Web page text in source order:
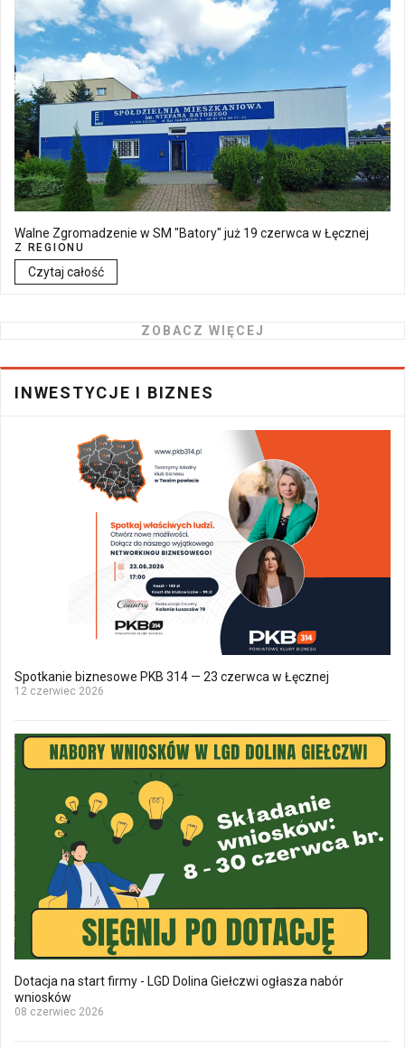
Walne Zgromadzenie w SM "Batory" już 19 czerwca w Łęcznej
Z REGIONU
Czytaj całość
ZOBACZ WIĘCEJ
INWESTYCJE I BIZNES
Spotkanie biznesowe PKB 314 — 23 czerwca w Łęcznej
12 czerwiec 2026
Dotacja na start firmy - LGD Dolina Giełczwi ogłasza nabór
wniosków
08 czerwiec 2026